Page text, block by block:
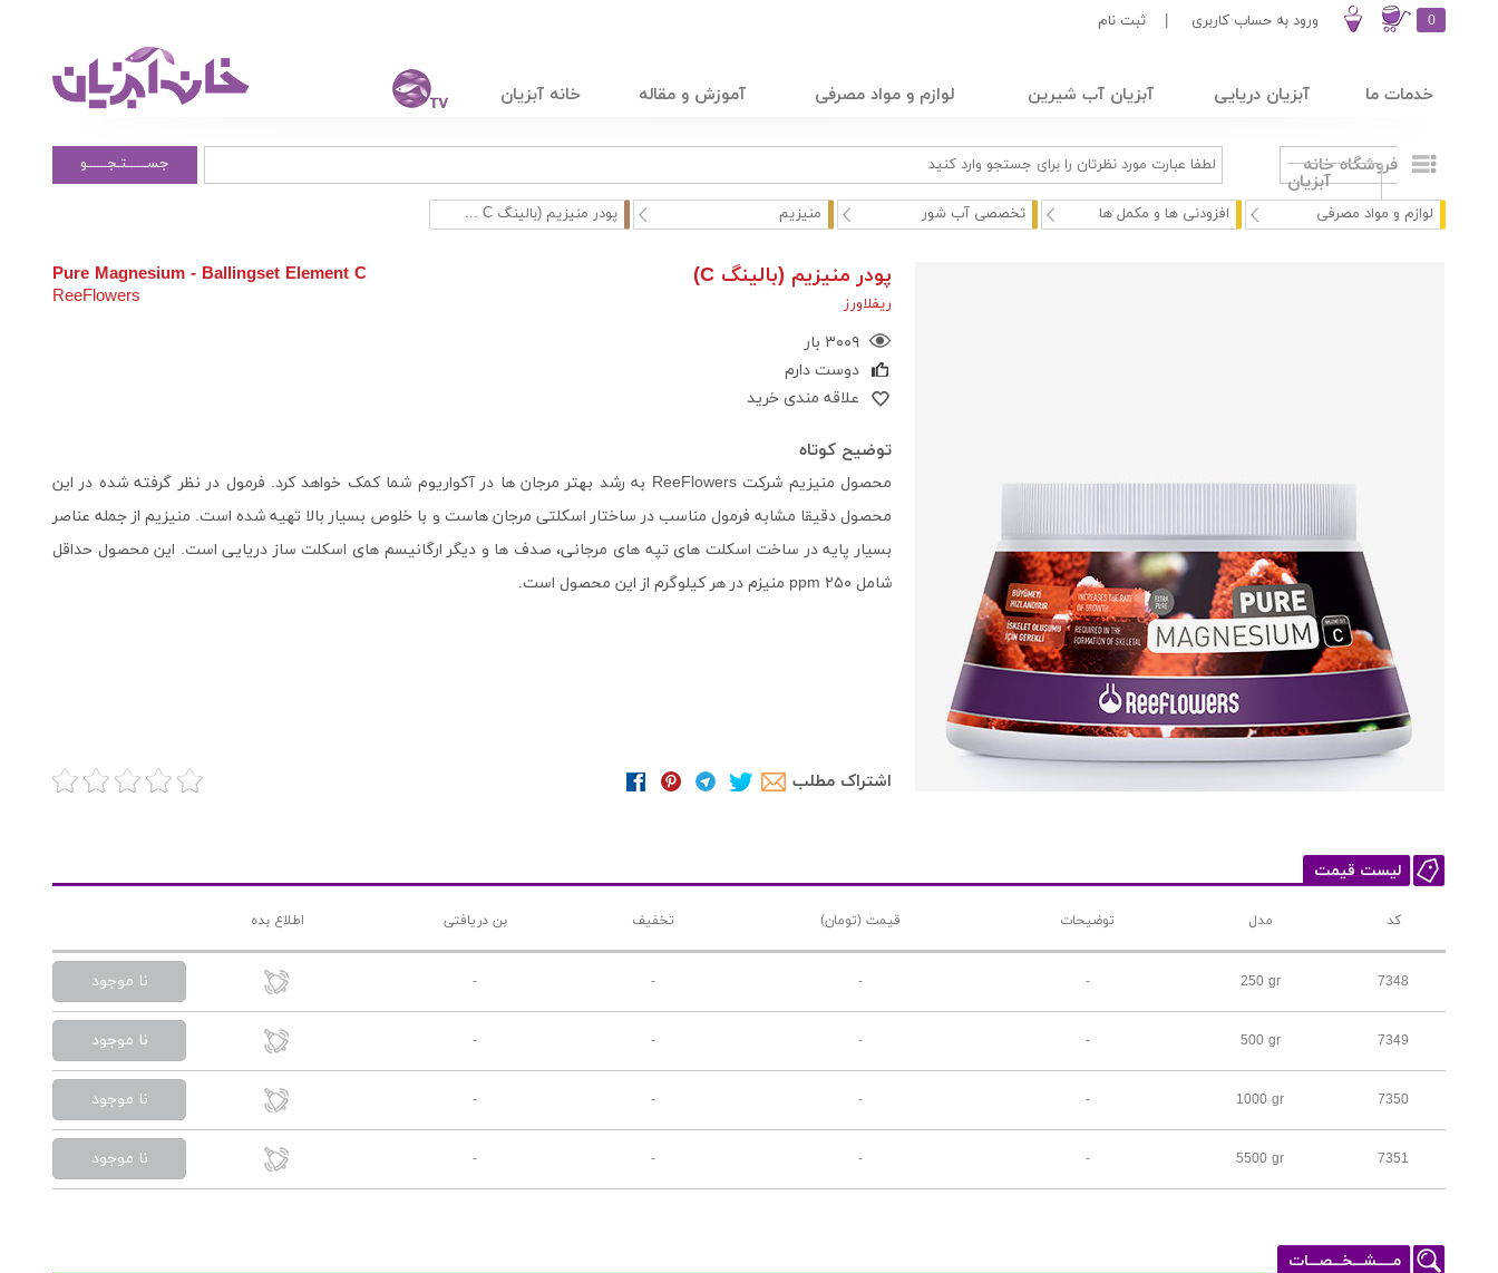
0 ورود به حساب کاربری ثبت نام
خدمات ما آبزیان دریایی آبزیان آب شیرین لوازم و مواد مصرفی آموزش و مقاله خانه آبزیان
فروشگاه خانه
آبزیان
جســــــتـجــــــو
لوازم و مواد مصرفی افزودنی ها و مکمل ها تخصصی آب شور منیزیم پودر منیزیم (بالینگ C ...
پودر منیزیم (بالینگ C)
ریفلاورز
۳۰۰۹ بار
دوست دارم
علاقه مندی خرید
Pure Magnesium - Ballingset Element C
ReeFlowers
توضیح کوتاه
محصول منیزیم شرکت ReeFlowers به رشد بهتر مرجان ها در آکواریوم شما کمک خواهد کرد. فرمول در نظر گرفته شده در این
محصول دقیقا مشابه فرمول مناسب در ساختار اسکلتی مرجان هاست و با خلوص بسیار بالا تهیه شده است. منیزیم از جمله عناصر
بسیار پایه در ساخت اسکلت های تپه های مرجانی، صدف ها و دیگر ارگانیسم های اسکلت ساز دریایی است. این محصول حداقل
شامل ۲۵۰ ppm منیزم در هر کیلوگرم از این محصول است.
اشتراک مطلب
لیست قیمت
کد مدل توضیحات قیمت (تومان) تخفیف بن دریافتی اطلاع بده
7348
250 gr
-
-
-
- نا موجود
7349
500 gr
-
-
-
- نا موجود
7350
1000 gr
-
-
-
- نا موجود
7351
5500 gr
-
-
-
- نا موجود
مـــــشـــخـــصـــات